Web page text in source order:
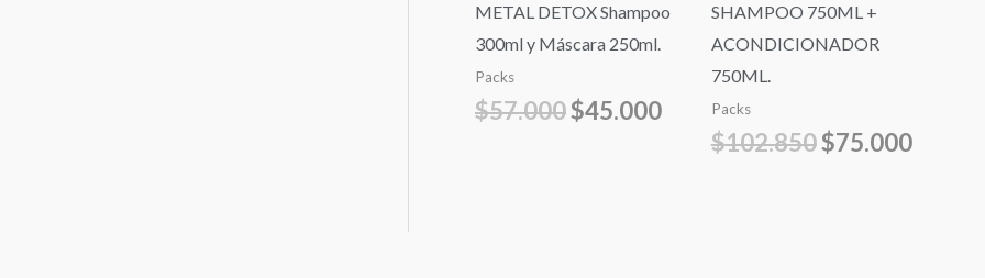
METAL DETOX Shampoo
300ml y Máscara 250ml.
Packs
$57.000$45.000
SHAMPOO 750ML +
ACONDICIONADOR
750ML.
Packs
$102.850$75.000